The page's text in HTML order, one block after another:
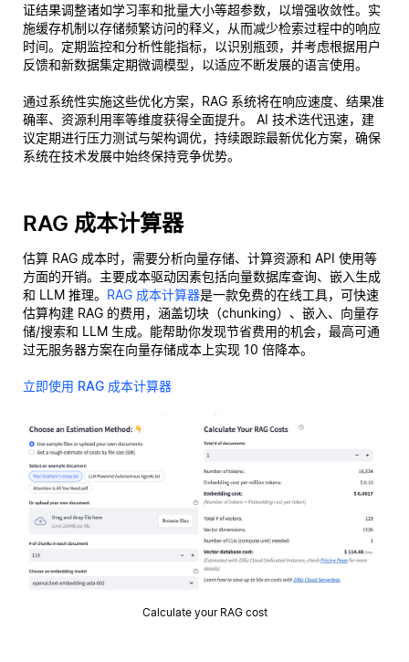
证结果调整诸如学习率和批量大小等超参数，以增强收敛性。实
施缓存机制以存储频繁访问的释义，从而减少检索过程中的响应
时间。定期监控和分析性能指标，以识别瓶颈，并考虑根据用户
反馈和新数据集定期微调模型，以适应不断发展的语言使用。
通过系统性实施这些优化方案，RAG 系统将在响应速度、结果准
确率、资源利用率等维度获得全面提升。 AI 技术迭代迅速，建
议定期进行压力测试与架构调优，持续跟踪最新优化方案，确保
系统在技术发展中始终保持竞争优势。
RAG 成本计算器
估算 RAG 成本时，需要分析向量存储、计算资源和 API 使用等
方面的开销。主要成本驱动因素包括向量数据库查询、嵌入生成
和 LLM 推理。 RAG 成本计算器是一款免费的在线工具，可快速
估算构建 RAG 的费用，涵盖切块（chunking）、嵌入、向量存
储/搜索和 LLM 生成。能帮助你发现节省费用的机会，最高可通
过无服务器方案在向量存储成本上实现 10 倍降本。
立即使用 RAG 成本计算器
Calculate your RAG cost